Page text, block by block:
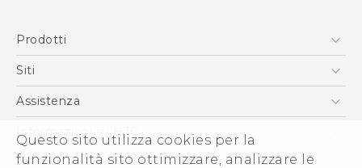
Questo sito utilizza cookies per la
funzionalità sito ottimizzare, analizzare le
normativa
English - Safety and regulatory guide
Prodotti
Smartphone
Vive
Accessori
Siti
HTC VIVE
Assistenza
Ecommerce Assistenza
Informazioni su HTC
ESG